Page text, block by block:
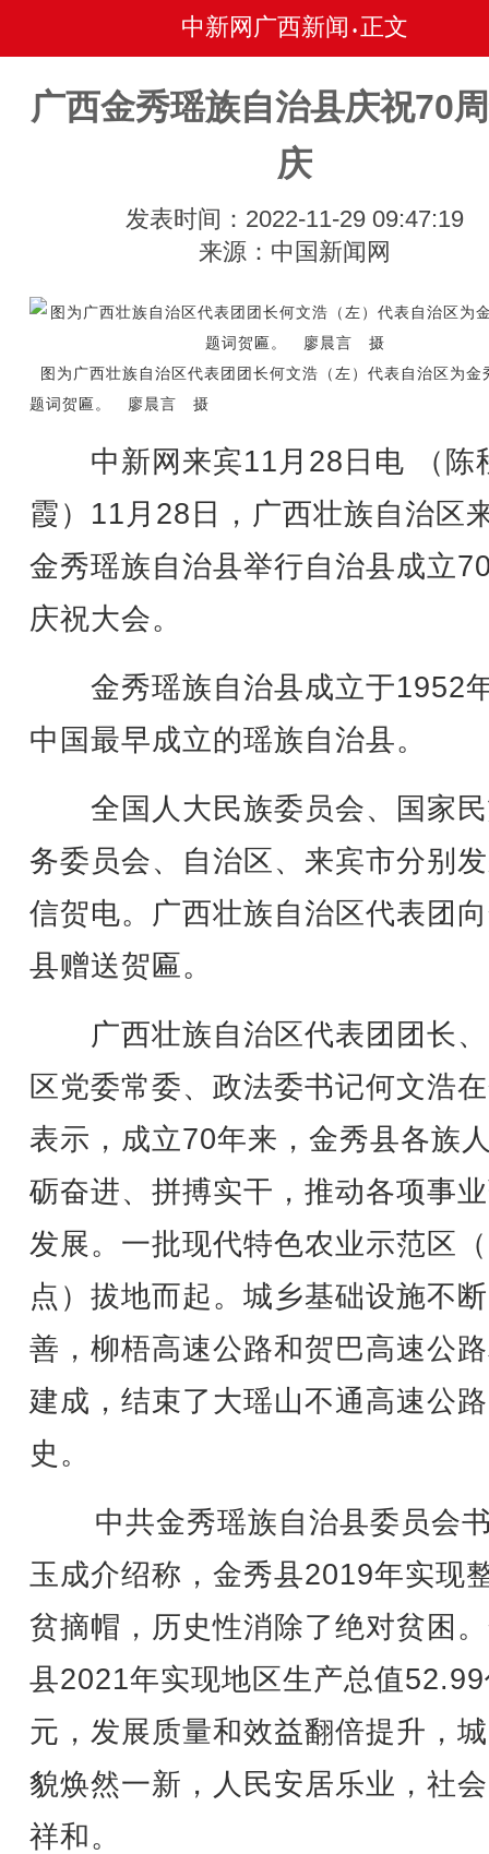
中新网广西新闻 • 正文
广西金秀瑶族自治县庆祝70
庆
发表时间：2022-11-29 09:47:19
来源：中国新闻网
图为广西壮族自治区代表团团长何文浩（左）代表自治区为金
题词贺匾。 廖晨言 摄
中新网来宾11月28日电 （陈
霞）11月28日，广西壮族自治区
金秀瑶族自治县举行自治县成立
庆祝大会。
金秀瑶族自治县成立于1952
中国最早成立的瑶族自治县。
全国人大民族委员会、国家
务委员会、自治区、来宾市分别
信贺电。广西壮族自治区代表团
县赠送贺匾。
广西壮族自治区代表团团长
区党委常委、政法委书记何文浩
表示，成立70年来，金秀县各族
砺奋进、拼搏实干，推动各项事
发展。一批现代特色农业示范区
点）拔地而起。城乡基础设施不
善，柳梧高速公路和贺巴高速公
建成，结束了大瑶山不通高速公
史。
中共金秀瑶族自治县委员会
玉成介绍称，金秀县2019年实现
贫摘帽，历史性消除了绝对贫困
县2021年实现地区生产总值
元，发展质量和效益翻倍提升，
貌焕然一新，人民安居乐业，社
祥和。